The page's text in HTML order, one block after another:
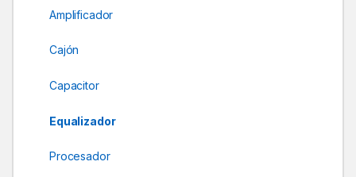
Amplificador
Cajón
Capacitor
Equalizador
Procesador